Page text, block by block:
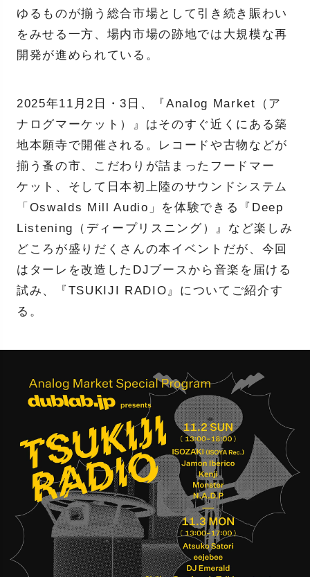
ゆるものが揃う総合市場として引き続き賑わい
をみせる一方、場内市場の跡地では大規模な再
開発が進められている。
2025年11月2日・3日、『Analog Market（ア
ナログマーケット）』はそのすぐ近くにある築
地本願寺で開催される。レコードや古物などが
揃う蚤の市、こだわりが詰まったフードマー
ケット、そして日本初上陸のサウンドシステム
「Oswalds Mill Audio」を体験できる『Deep
Listening（ディープリスニング）』など楽しみ
どころが盛りだくさんの本イベントだが、今回
はターレを改造したDJブースから音楽を届ける
試み、『TSUKIJI RADIO』についてご紹介す
る。